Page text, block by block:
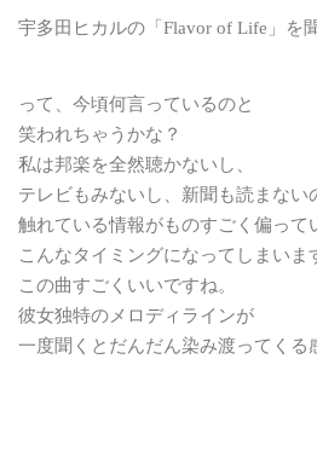
宇多田ヒカルの「Flavor of Life」を
って、今頃何言っているのと
笑われちゃうかな？
私は邦楽を全然聴かないし、
テレビもみないし、新聞も読まない
触れている情報がものすごく偏って
こんなタイミングになってしまいま
この曲すごくいいですね。
彼女独特のメロディラインが
一度聞くとだんだん染み渡ってくる